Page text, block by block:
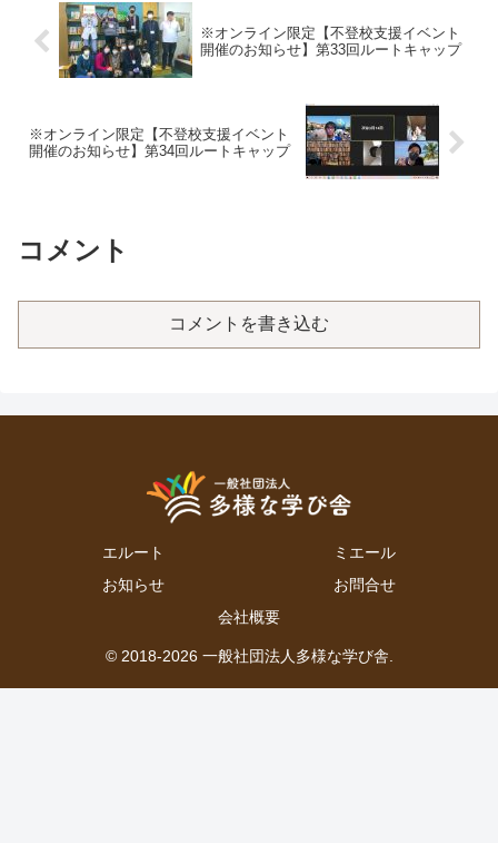
※オンライン限定【不登校支援イベント
開催のお知らせ】第33回ルートキャップ
※オンライン限定【不登校支援イベント
開催のお知らせ】第34回ルートキャップ
コメント
コメントを書き込む
エルート
ミエール
お知らせ
お問合せ
会社概要
© 2018-2026 一般社団法人多様な学び舎.